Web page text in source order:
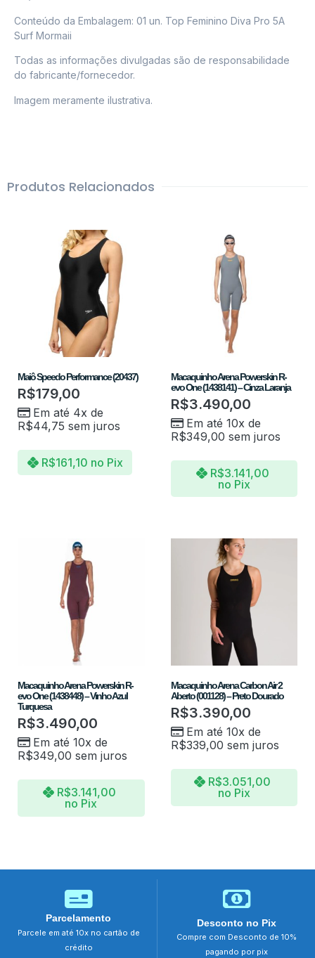
Conteúdo da Embalagem: 01 un. Top Feminino Diva Pro 5A
Surf Mormaii
Todas as informações divulgadas são de responsabilidade
do fabricante/fornecedor.
Imagem meramente ilustrativa.
Produtos Relacionados
Maiô Speedo Performance (20437)
R$179,00
Em até 4x de
R$44,75 sem juros
R$161,10 no Pix
Macaquinho Arena Powerskin R-
evo One (1438141) – Cinza Laranja
R$3.490,00
Em até 10x de
R$349,00 sem juros
R$3.141,00
no Pix
Macaquinho Arena Powerskin R-
evo One (1438448) – Vinho Azul
Turquesa
R$3.490,00
Em até 10x de
R$349,00 sem juros
R$3.141,00
no Pix
Macaquinho Arena Carbon Air 2
Aberto (001128) – Preto Dourado
R$3.390,00
Em até 10x de
R$339,00 sem juros
R$3.051,00
no Pix
Parcelamento
Parcele em até 10x no cartão de
crédito
Desconto no Pix
Compre com Desconto de 10%
pagando por pix